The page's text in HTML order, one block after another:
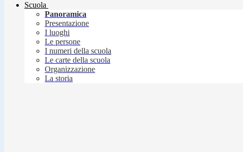
Scuola
Panoramica
Presentazione
I luoghi
Le persone
I numeri della scuola
Le carte della scuola
Organizzazione
La storia